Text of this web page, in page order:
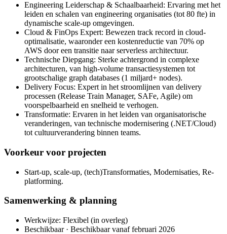
Engineering Leiderschap & Schaalbaarheid: Ervaring met het
leiden en schalen van engineering organisaties (tot 80 fte) in
dynamische scale-up omgevingen.
Cloud & FinOps Expert: Bewezen track record in cloud-
optimalisatie, waaronder een kostenreductie van 70% op
AWS door een transitie naar serverless architectuur.
Technische Diepgang: Sterke achtergrond in complexe
architecturen, van high-volume transactiesystemen tot
grootschalige graph databases (1 miljard+ nodes).
Delivery Focus: Expert in het stroomlijnen van delivery
processen (Release Train Manager, SAFe, Agile) om
voorspelbaarheid en snelheid te verhogen.
Transformatie: Ervaren in het leiden van organisatorische
veranderingen, van technische modernisering (.NET/Cloud)
tot cultuurverandering binnen teams.
Voorkeur voor projecten
Start-up, scale-up, (tech)Transformaties, Modernisaties, Re-
platforming.
Samenwerking & planning
Werkwijze: Flexibel (in overleg)
Beschikbaar · Beschikbaar vanaf februari 2026